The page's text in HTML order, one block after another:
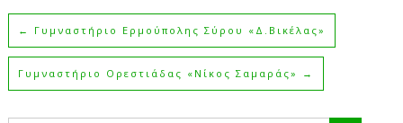
← Γυμναστήριο Ερμούπολης Σύρου «Δ.Βικέλας»
Γυμναστήριο Ορεστιάδας «Νίκος Σαμαράς» →